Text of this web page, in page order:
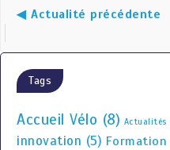
◀ Actualité précédente
Tags
Accueil Vélo (8) Actualités
innovation (5) Formation